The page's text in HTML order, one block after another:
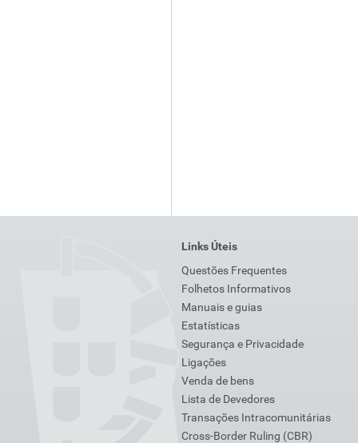
Links Úteis
Questões Frequentes
Folhetos Informativos
Manuais e guias
Estatísticas
Segurança e Privacidade
Ligações
Venda de bens
Lista de Devedores
Transações Intracomunitárias
Cross-Border Ruling (CBR)